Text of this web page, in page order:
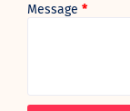
Message *